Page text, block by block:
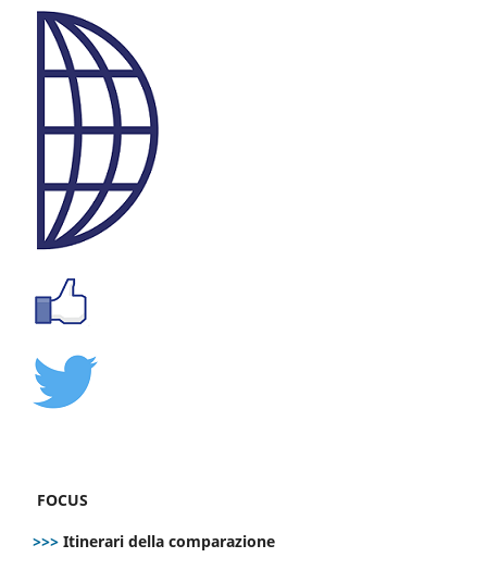
FOCUS
>>> Itinerari della comparazione